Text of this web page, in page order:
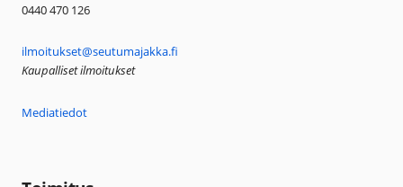
0440 470 126
ilmoitukset@seutumajakka.fi
Kaupalliset ilmoitukset
Mediatiedot